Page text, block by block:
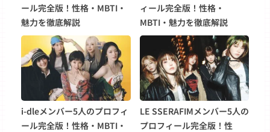
ール完全版！性格・MBTI・
魅力を徹底解説
ィール完全版！性格・
MBTI・魅力を徹底解説
i-dleメンバー5人のプロフィ
ール完全版！性格・MBTI・
LE SSERAFIMメンバー5人の
プロフィール完全版！性